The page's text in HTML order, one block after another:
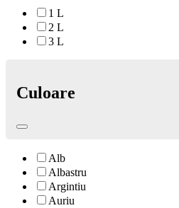
1 L
2 L
3 L
Culoare
Alb
Albastru
Argintiu
Auriu